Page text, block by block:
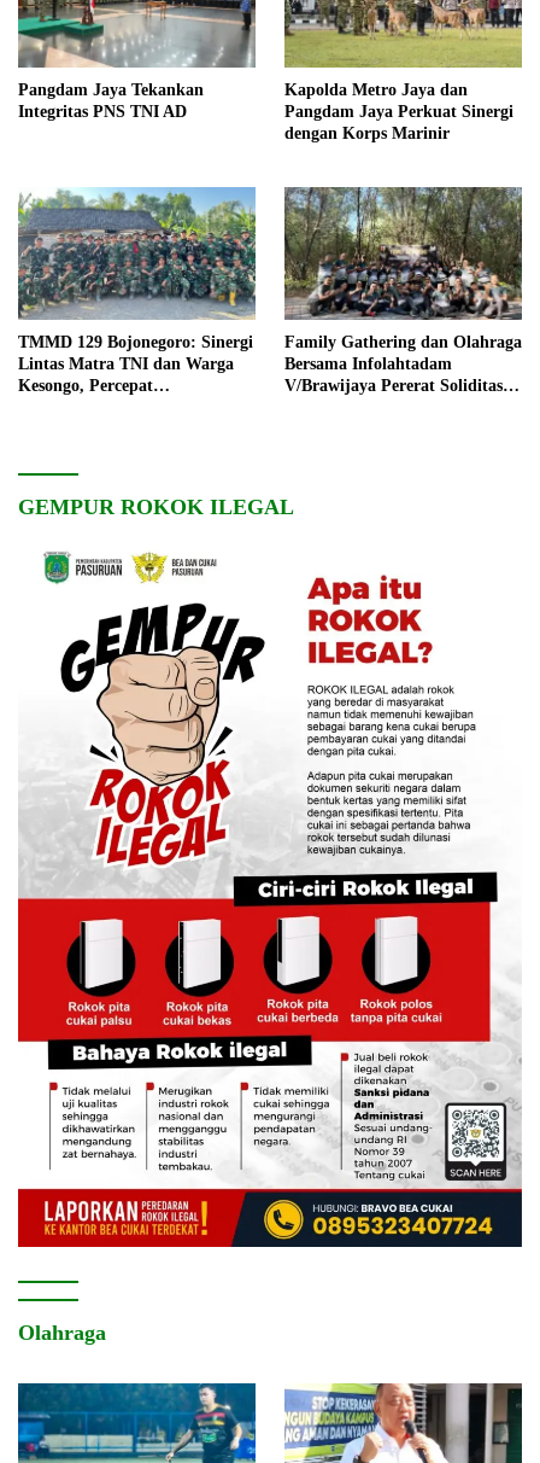
Pangdam Jaya Tekankan
Integritas PNS TNI AD
Kapolda Metro Jaya dan
Pangdam Jaya Perkuat Sinergi
dengan Korps Marinir
TMMD 129 Bojonegoro: Sinergi
Lintas Matra TNI dan Warga
Kesongo, Percepat
Family Gathering dan Olahraga
Bersama Infolahtadam
V/Brawijaya Pererat Soliditas
GEMPUR ROKOK ILEGAL
Olahraga